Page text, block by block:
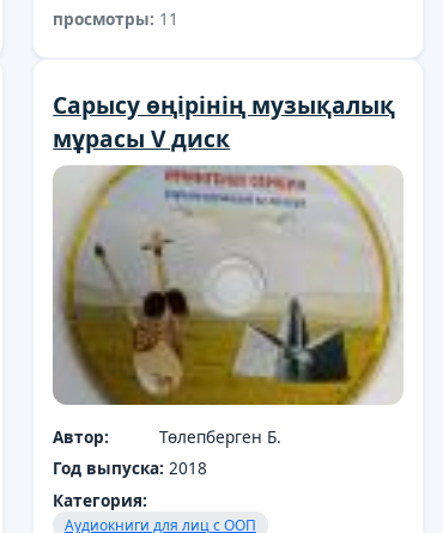
просмотры: 11
Cарысу өңірінің музықалық
мұрасы V диск
Автор:
Төлепберген Б.
Год выпуска: 2018
Категория:
Аудиокниги для лиц с ООП